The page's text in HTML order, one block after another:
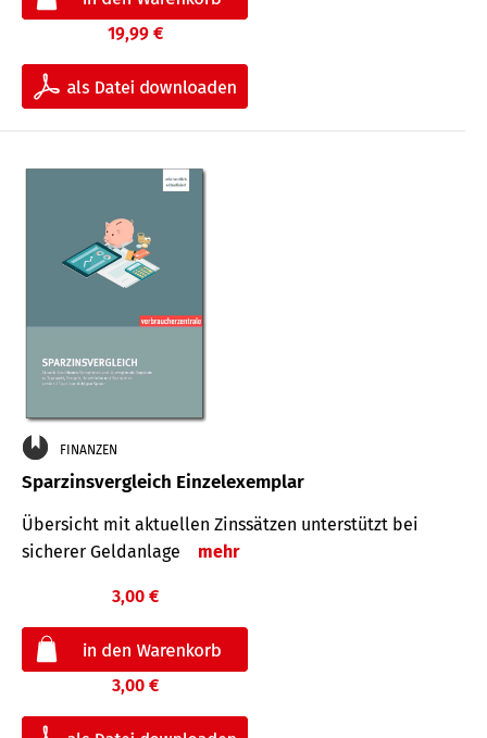
19,99 €
FINANZEN
Sparzinsvergleich Einzelexemplar
Übersicht mit aktuellen Zinssätzen unterstützt bei
sicherer Geldanlage
mehr
3,00 €
3,00 €